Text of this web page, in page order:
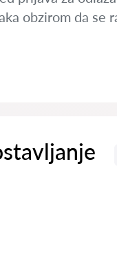
obzirom da se